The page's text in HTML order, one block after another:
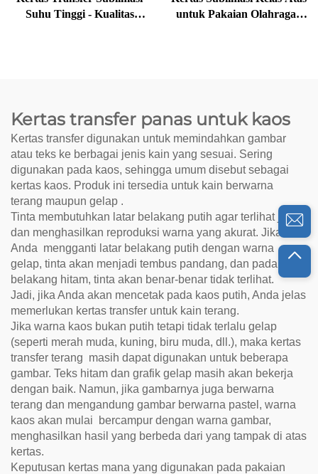
Suhu Tinggi - Kualitas
untuk Pakaian Olahraga |
Kertas transfer panas untuk kaos
Kertas transfer digunakan untuk memindahkan gambar
atau teks ke berbagai jenis kain yang sesuai. Sering
digunakan pada kaos, sehingga umum disebut sebagai
kertas kaos. Produk ini tersedia untuk kain berwarna
terang maupun gelap .
Tinta membutuhkan latar belakang putih agar terlihat jelas
dan menghasilkan reproduksi warna yang akurat. Jika
Anda mengganti latar belakang putih dengan warna
gelap, tinta akan menjadi tembus pandang, dan pada latar
belakang hitam, tinta akan benar-benar tidak terlihat.
Jadi, jika Anda akan mencetak pada kaos putih, Anda jelas
memerlukan kertas transfer untuk kain terang.
Jika warna kaos bukan putih tetapi tidak terlalu gelap
(seperti merah muda, kuning, biru muda, dll.), maka kertas
transfer terang masih dapat digunakan untuk beberapa
gambar. Teks hitam dan grafik gelap masih akan bekerja
dengan baik. Namun, jika gambarnya juga berwarna
terang dan mengandung gambar berwarna pastel, warna
kaos akan mulai
bercampur dengan warna gambar,
menghasilkan hasil yang berbeda dari yang tampak di atas
kertas.
Keputusan kertas mana yang digunakan pada pakaian